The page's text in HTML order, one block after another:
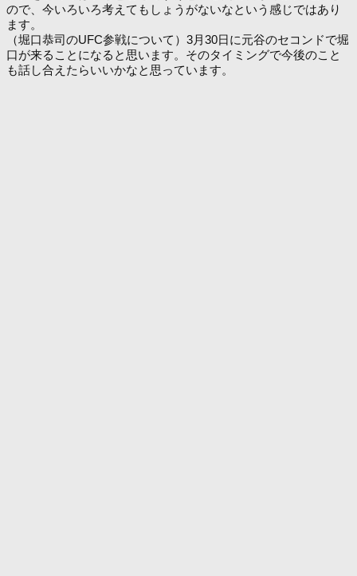
ので、今いろいろ考えてもしょうがないなという感じではあり
ます。
（堀口恭司のUFC参戦について）3月30日に元谷のセコンドで堀
口が来ることになると思います。そのタイミングで今後のこと
も話し合えたらいいかなと思っています。